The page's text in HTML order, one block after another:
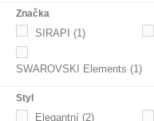
Značka
SIRAPI (1)
SWAROVSKI Elements (1)
Styl
Elegantní (2)